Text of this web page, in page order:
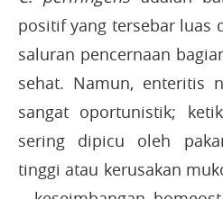
positif yang tersebar luas
saluran pencernaan
sehat. Namun, enteritis
sangat oportunistik;
sering dipicu oleh
tinggi atau kerusakan